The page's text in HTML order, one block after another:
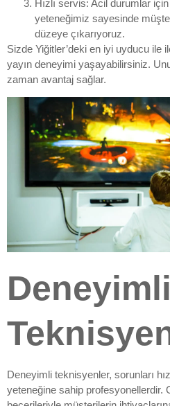
Hızlı servis: Acil durumlar
yeteneğimiz sayesinde
düzeye çıkarıyoruz.
Sizde Yiğitler’deki en iyi uyducu ile
yayın deneyimi yaşayabilirsiniz.
zaman avantaj sağlar.
Deneyimli
Deneyimli teknisyenler, sorunları
yeteneğine sahip profesyonellerdir.